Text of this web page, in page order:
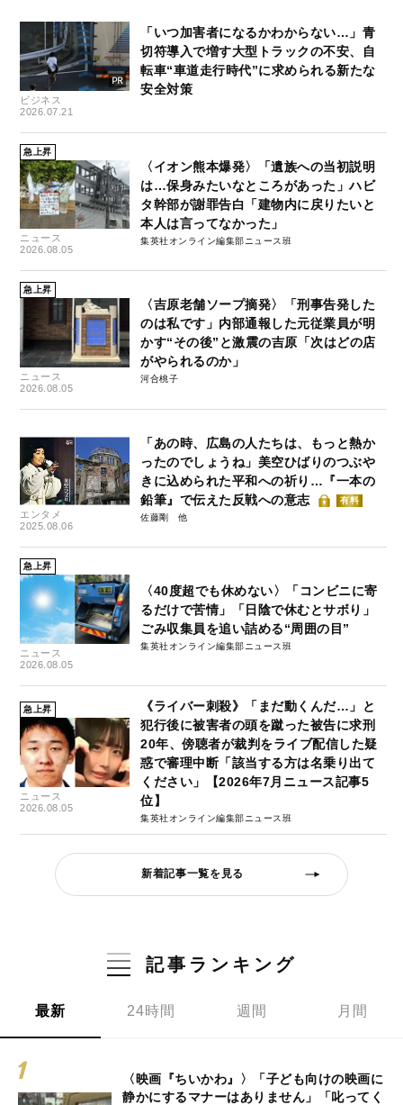
ビジネス
2026.07.21
「いつ加害者になるかわからない…」青
切符導入で増す大型トラックの不安、自
転車“車道走行時代”に求められる新たな
安全対策
急上昇
ニュース
2026.08.05
〈イオン熊本爆発〉「遺族への当初説明
は…保身みたいなところがあった」ハビ
タ幹部が謝罪告白「建物内に戻りたいと
本人は言ってなかった」
集英社オンライン編集部ニュース班
急上昇
ニュース
2026.08.05
〈吉原老舗ソープ摘発〉「刑事告発した
のは私です」内部通報した元従業員が明
かす“その後”と激震の吉原「次はどの店
がやられるのか」
河合桃子
エンタメ
2025.08.06
「あの時、広島の人たちは、もっと熱か
ったのでしょうね」美空ひばりのつぶや
きに込められた平和への祈り…『一本の
鉛筆』で伝えた反戦への意志
有料
佐藤剛
急上昇
ニュース
2026.08.05
〈40度超でも休めない〉「コンビニに寄
るだけで苦情」「日陰で休むとサボり」
ごみ収集員を追い詰める“周囲の目”
集英社オンライン編集部ニュース班
急上昇
ニュース
2026.08.05
《ライバー刺殺》「まだ動くんだ…」と
犯行後に被害者の頭を蹴った被告に求刑
20年、傍聴者が裁判をライブ配信した疑
惑で審理中断「該当する方は名乗り出て
ください」【2026年7月ニュース記事5
位】
集英社オンライン編集部ニュース班
新着記事一覧を見る
記事ランキング
最新 24時間 週間 月間
〈映画『ちいかわ』〉「子ども向けの映画に
静かにするマナーはありません」「叱ってく